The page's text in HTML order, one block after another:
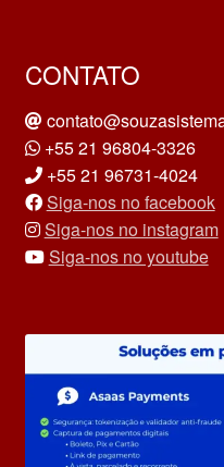
CONTATO
+55 21 96804-3326
+55 21 96731-4024
Siga-nos no facebook
Siga-nos no instagram
Siga-nos no youtube